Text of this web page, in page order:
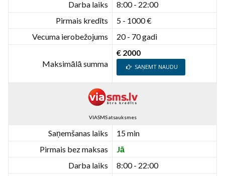
Darba laiks
8:00 - 22:00
Pirmais kredīts
5 - 1000 €
Vecuma ierobežojums
20 - 70 gadi
Maksimālā summa
€ 2000
SAŅEMT NAUDU
VIASMS atsauksmes
Saņemšanas laiks
15 min
Pirmais bez maksas
Jā
Darba laiks
8:00 - 22:00